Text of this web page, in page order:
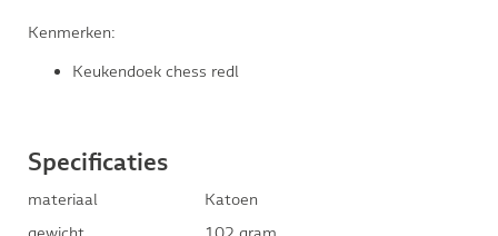
Kenmerken:
Keukendoek chess redl
Specificaties
materiaal
Katoen